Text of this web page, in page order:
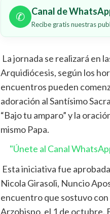
✆ Canal de
Recibe gratis nuestras
La jornada se realizará en
Arquidiócesis, según los
encuentros pueden
adoración al Santísimo
“Bajo tu amparo” y la
mismo Papa.
"Únete al Canal
Esta iniciativa fue
Nicola Girasoli, Nuncio
encuentro que sostuvo
Arzobispo, el 1 de octubre.